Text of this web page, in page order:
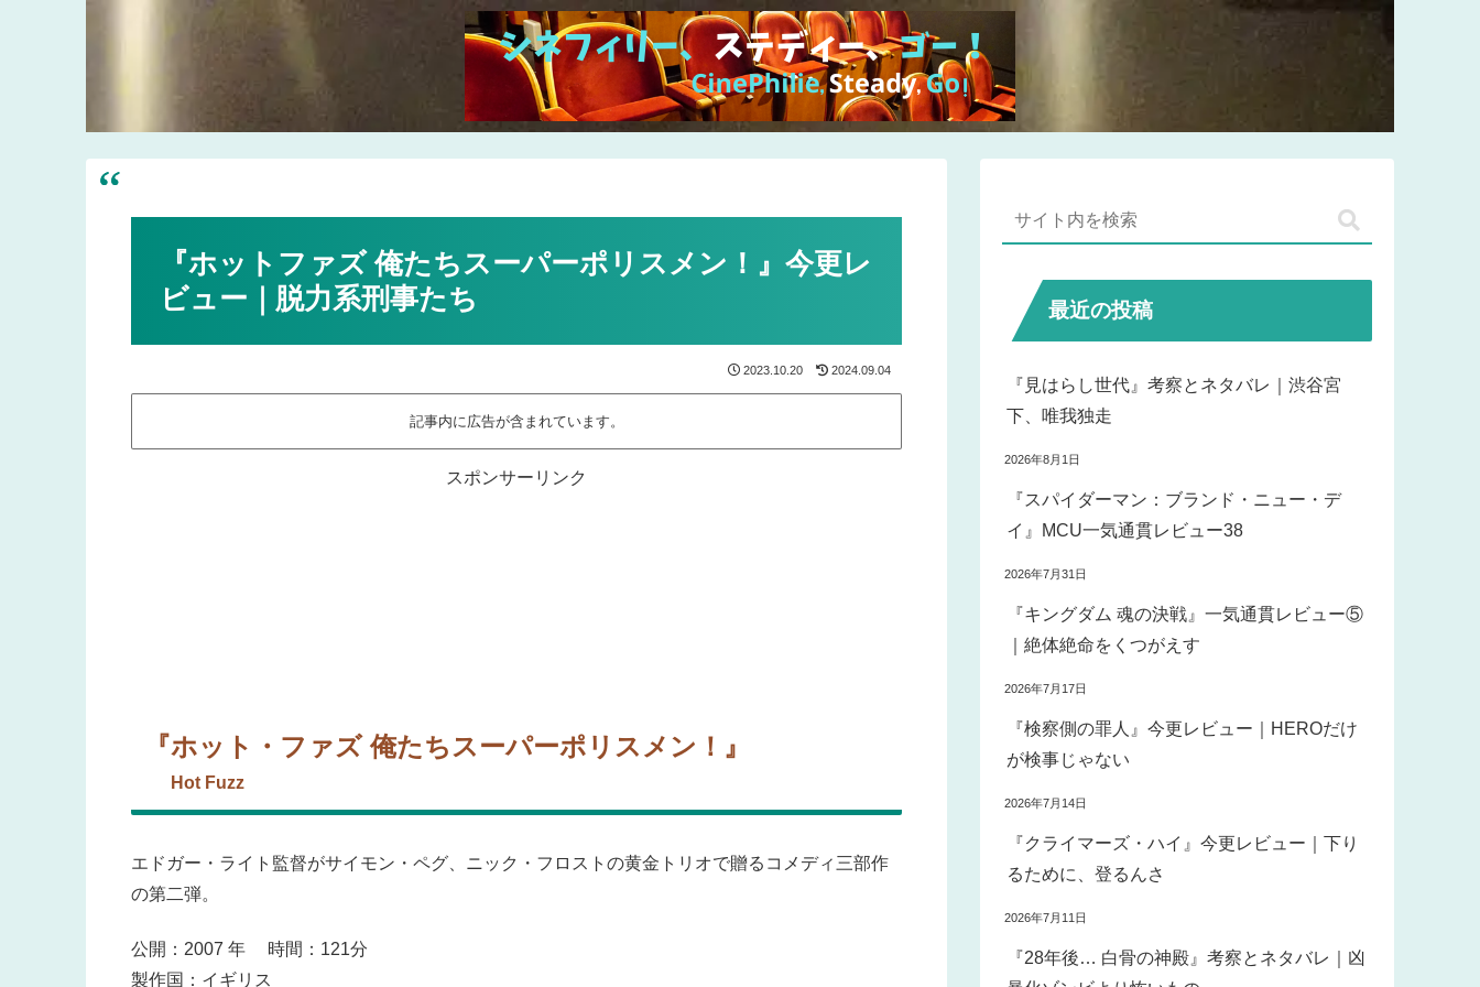
『ホットファズ 俺たちスーパーポリスメン！』今更レ
ビュー｜脱力系刑事たち
2023.10.20 2024.09.04
記事内に広告が含まれています。
スポンサーリンク
『ホット・ファズ 俺たちスーパーポリスメン！』
Hot Fuzz
エドガー・ライト監督がサイモン・ペグ、ニック・フロストの黄金トリオで贈るコメディ三部作
の第二弾。
公開：2007 年 時間：121分
製作国：イギリス
最近の投稿
『見はらし世代』考察とネタバレ｜渋谷宮
下、唯我独走
2026年8月1日
『スパイダーマン：ブランド・ニュー・デ
イ』MCU一気通貫レビュー38
2026年7月31日
『キングダム 魂の決戦』一気通貫レビュー⑤
｜絶体絶命をくつがえす
2026年7月17日
『検察側の罪人』今更レビュー｜HEROだけ
が検事じゃない
2026年7月14日
『クライマーズ・ハイ』今更レビュー｜下り
るために、登るんさ
2026年7月11日
『28年後… 白骨の神殿』考察とネタバレ｜凶